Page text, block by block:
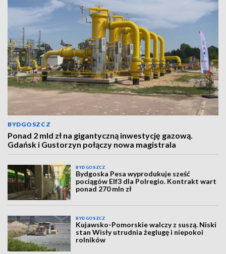
BYDGOSZCZ
Ponad 2 mld zł na gigantyczną inwestycję gazową.
Gdańsk i Gustorzyn połączy nowa magistrala
BYDGOSZCZ
Bydgoska Pesa wyprodukuje sześć
pociągów Elf3 dla Polregio. Kontrakt wart
ponad 270 mln zł
BYDGOSZCZ
Kujawsko-Pomorskie walczy z suszą. Niski
stan Wisły utrudnia żeglugę i niepokoi
rolników